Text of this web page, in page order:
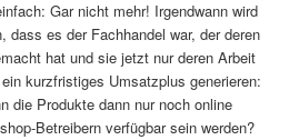
Gar nicht mehr! Irgendwann wird
dass es der Fachhandel war, der deren
hat und sie jetzt nur deren Arbeit
kurzfristiges Umsatzplus generieren:
die Produkte dann nur noch online
Betreibern verfügbar sein werden?